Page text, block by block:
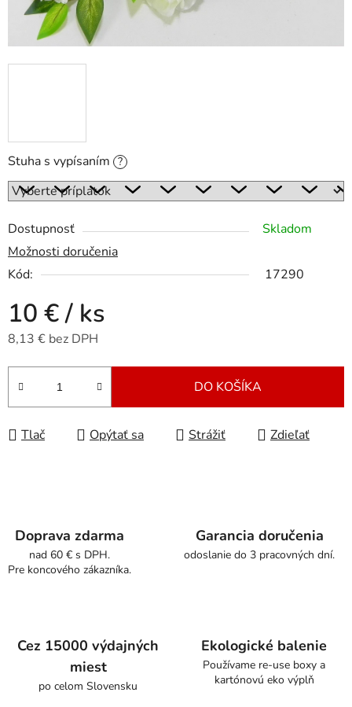
Stuha s vypísaním ?
Dostupnosť
Skladom
Možnosti doručenia
Kód:
17290
10 €/ ks
8,13 € bez DPH
Jednotková cena:
DO KOŠÍKA
Tlač Opýtať sa Strážiť Zdieľať
Doprava zdarma
nad 60 € s DPH.
Pre koncového zákazníka.
Garancia doručenia
odoslanie do 3 pracovných dní.
Cez 15000 výdajných
miest
po celom Slovensku
Ekologické balenie
Používame re-use boxy a
kartónovú eko výplň